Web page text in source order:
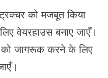
को मजबूत किया
वेयरहाउस बनाए जाएँ।
को जागरूक करने के लिए